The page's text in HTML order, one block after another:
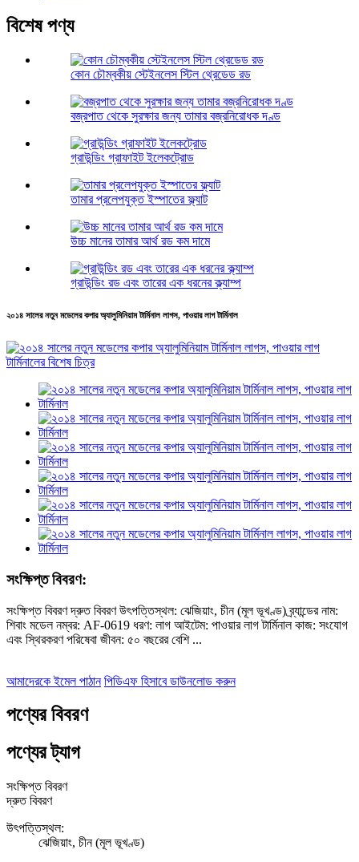
বিশেষ পণ্য
কোন চৌম্বকীয় স্টেইনলেস স্টিল থ্রেডেড রড
বজ্রপাত থেকে সুরক্ষার জন্য তামার বজ্রনিরোধক দণ্ড
গ্রাউন্ডিং গ্রাফাইট ইলেকট্রোড
তামার প্রলেপযুক্ত ইস্পাতের ফ্ল্যাট
উচ্চ মানের তামার আর্থ রড কম দামে
গ্রাউন্ডিং রড এবং তারের এক ধরনের ক্ল্যাম্প
২০১৪ সালের নতুন মডেলের কপার অ্যালুমিনিয়াম টার্মিনাল লাগস, পাওয়ার লাগ টার্মিনাল
সংক্ষিপ্ত বিবরণ:
সংক্ষিপ্ত বিবরণ দ্রুত বিবরণ উৎপত্তিস্থল: ঝেজিয়াং, চীন (মূল ভূখণ্ড) ব্র্যান্ডের নাম:
শিবাং মডেল নম্বর: AF-0619 ধরণ: লাগ আইটেম: পাওয়ার লাগ টার্মিনাল কাজ: সংযোগ
এবং স্থিরকরণ পরিষেবা জীবন: ৫০ বছরের বেশি ...
আমাদেরকে ইমেল পাঠান পিডিএফ হিসাবে ডাউনলোড করুন
পণ্যের বিবরণ
পণ্যের ট্যাগ
সংক্ষিপ্ত বিবরণ
দ্রুত বিবরণ
উৎপত্তিস্থল:
ঝেজিয়াং, চীন (মূল ভূখণ্ড)